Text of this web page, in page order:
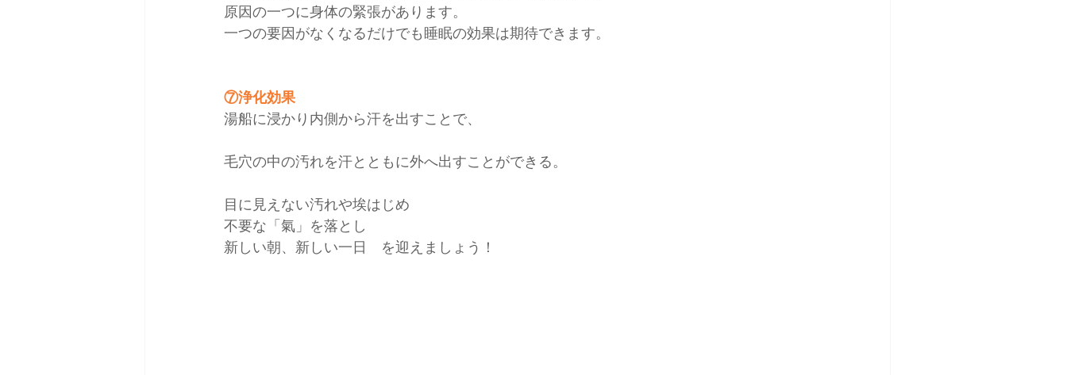
原因の一つに身体の緊張があります。
一つの要因がなくなるだけでも睡眠の効果は期待できます。
⑦浄化効果
湯船に浸かり内側から汗を出すことで、
毛穴の中の汚れを汗とともに外へ出すことができる。
目に見えない汚れや埃はじめ
不要な「氣」を落とし
新しい朝、新しい一日　を迎えましょう！